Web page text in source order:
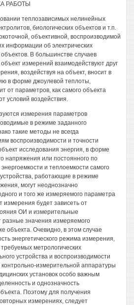
РАБОТЫ
теплозависимых нелинейных
биологических объектов и т.п.
объективной, воспроизводимой
информации об электрических
В большинстве случаев
измерений взаимодействуют друг
воздействуя на объект, вносит в
в форме джоулевой теплоты,
от параметров, как самого объекта
условий воздействия.
измерения параметров
в режиме заданного
такие методы не всегда
воспроизводимости и точности
исследования энергия, в форме
напряжения или постоянного по
и теплоемкости самого
работающие в режиме
могут неоднозначно
и того же измеряемого параметра
измерения будет зависеть от
ОИ и измерительные
разные значения измеряемого
объекта. Очевидно, в этом случае
энергетического режима измерения,
метрологических
устройства и воспроизводимости
измерительной аппаратуры
установок особо важным
и однозначность
Поэтому для получения
измерениях, следует